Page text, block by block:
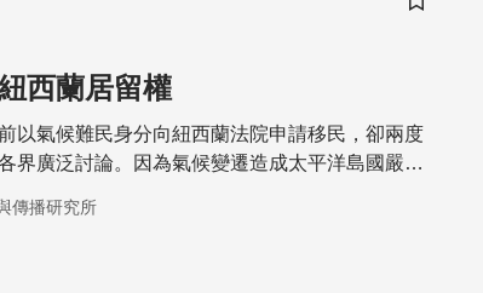
儲存書籤
西蘭居留權
以氣候難民身分向紐西蘭法院申請移民，卻兩度
界廣泛討論。因為氣候變遷造成太平洋島國嚴重
傳播研究所